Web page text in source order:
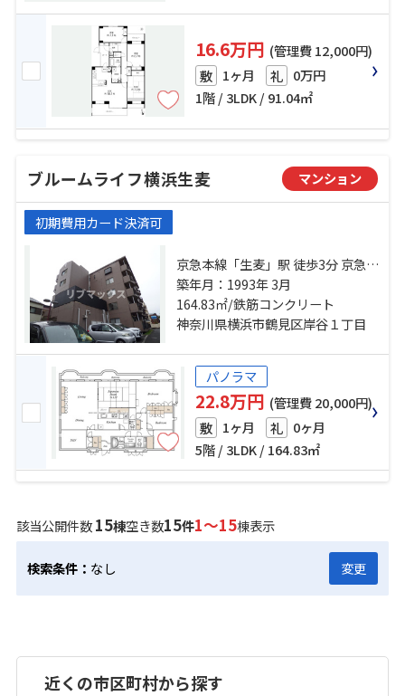
16.6万円 (管理費 12,000円)
敷 1ヶ月 礼 0万円
1階 / 3LDK / 91.04㎡
ブルームライフ横浜生麦 マンション
初期費用カード決済可
京急本線「生麦」駅 徒歩3分 京急本
線「花月総持寺」駅 徒歩10分 鶴見
線「国道」駅 徒歩15分
築年月：1993年 3月
164.83㎡/鉄筋コンクリート
神奈川県横浜市鶴見区岸谷１丁目
パノラマ
22.8万円 (管理費 20,000円)
敷 1ヶ月 礼 0ヶ月
5階 / 3LDK / 164.83㎡
該当公開件数15棟空き数15件1～15棟表示
検索条件： なし 変更
近くの市区町村から探す